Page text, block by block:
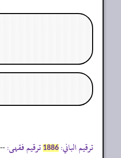
ترقیم الباني: 1886 ترقیم فقہی: --